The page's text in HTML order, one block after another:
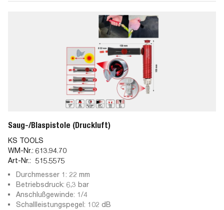
Saug-/Blaspistole (Druckluft)
KS TOOLS
WM-Nr.: 613.94.70
Art-Nr.: 515.5575
Durchmesser 1: 22 mm
Betriebsdruck: 6,3 bar
Anschlußgewinde: 1/4
Schallleistungspegel: 102 dB